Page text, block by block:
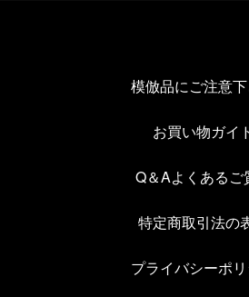
模倣品にご注意
お買い物ガイ
Q＆Aよくあるご
特定商取引法の
プライバシーポ